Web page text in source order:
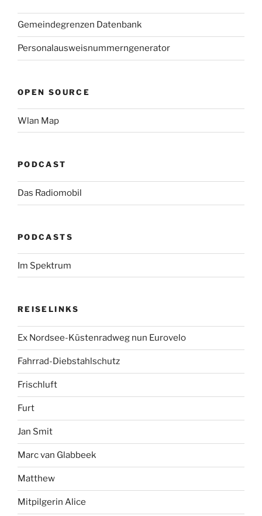
Gemeindegrenzen Datenbank
Personalausweisnummerngenerator
OPEN SOURCE
Wlan Map
PODCAST
Das Radiomobil
PODCASTS
Im Spektrum
REISELINKS
Ex Nordsee-Küstenradweg nun Eurovelo
Fahrrad-Diebstahlschutz
Frischluft
Furt
Jan Smit
Marc van Glabbeek
Matthew
Mitpilgerin Alice